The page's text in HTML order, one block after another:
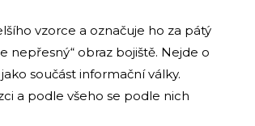
vzorce a označuje ho za pátý
nepřesný“ obraz bojiště. Nejde o
součást informační války.
a podle všeho se podle nich